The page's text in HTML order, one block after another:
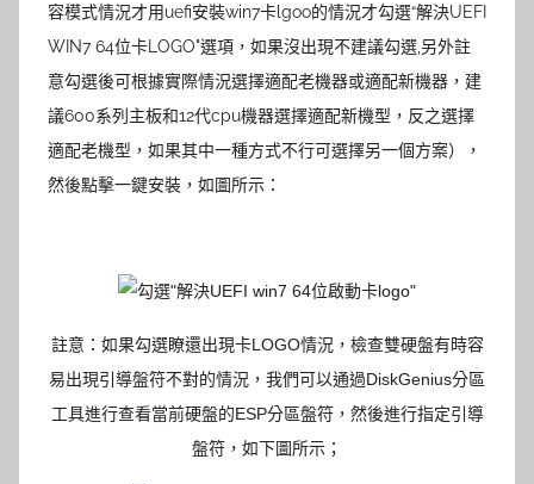
容模式情況才用uefi安裝win7卡lgoo的情況才勾選“解決UEFI
WIN7 64位卡LOGO"選項，如果沒出現不建議勾選,另外註
意勾選後可根據實際情況選擇適配老機器或適配新機器，建
議600系列主板和12代cpu機器選擇適配新機型，反之選擇
適配老機型， 如果其中一種方式不行可選擇另一個方案）
，
然後點擊一鍵安裝， 如圖所示：
註意：如果勾選瞭還出現卡LOGO情況，檢查雙硬盤有時容
易出現引導盤符不對的情況，我們可以通過DiskGenius分區
工具進行查看當前硬盤的ESP分區盤符，然後進行指定引導
盤符，如下圖所示；